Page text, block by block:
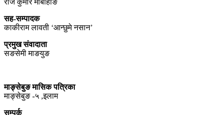
राज कुमार माबोहाङ
सह-सम्पादक
काकीराम लावती ‘आन्छुमे नसान’
प्रमुख संवादाता
सङसेमी माङयुङ
माङ्सेबुङ मासिक पत्रिका
माङ्सेबुङ -५ ,इलाम
सम्पर्क